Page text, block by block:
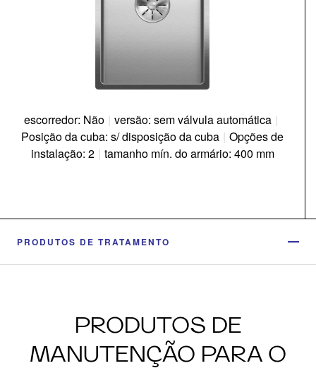
escorredor: Não | versão: sem válvula automática |
Posição da cuba: s/ disposição da cuba | Opções de
instalação: 2 | tamanho mín. do armário: 400 mm
PRODUTOS DE TRATAMENTO
PRODUTOS DE
MANUTENÇÃO PARA O